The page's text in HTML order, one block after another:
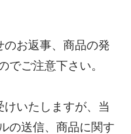
お返事、商品の発
でご注意下さい。
いたしますが、当
の送信、商品に関す